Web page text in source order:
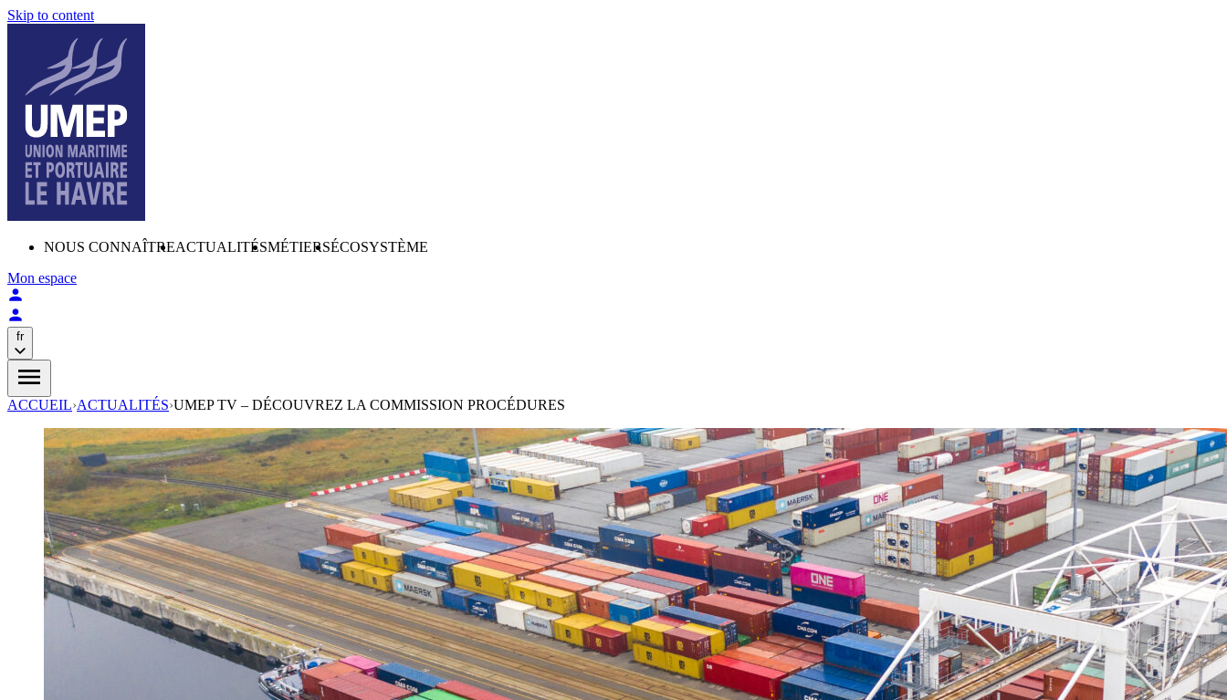
Skip to content
NOUS CONNAÎTREACTUALITÉSMÉTIERSÉCOSYSTÈME
Mon espace
fr
ACCUEIL›ACTUALITÉS›UMEP TV – DÉCOUVREZ LA COMMISSION PROCÉDURES